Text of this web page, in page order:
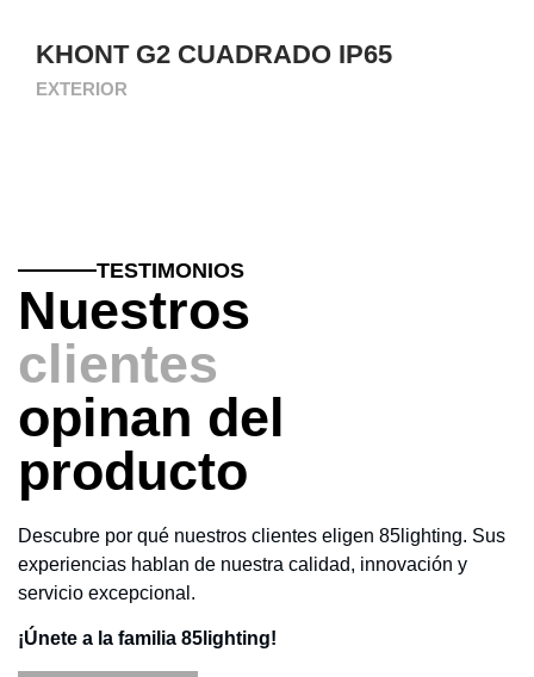
KHONT G2 CUADRADO IP65
EXTERIOR
TESTIMONIOS
Nuestros
clientes
opinan del
producto
Descubre por qué nuestros clientes eligen 85lighting. Sus
experiencias hablan de nuestra calidad, innovación y
servicio excepcional.
¡Únete a la familia 85lighting!